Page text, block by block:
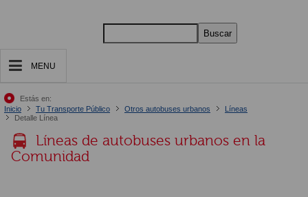
Buscar
MENU
Estás en:
Inicio
Tu Transporte Público Otros autobuses urbanos
Líneas
Detalle Línea
Líneas de autobuses urbanos en la
Comunidad